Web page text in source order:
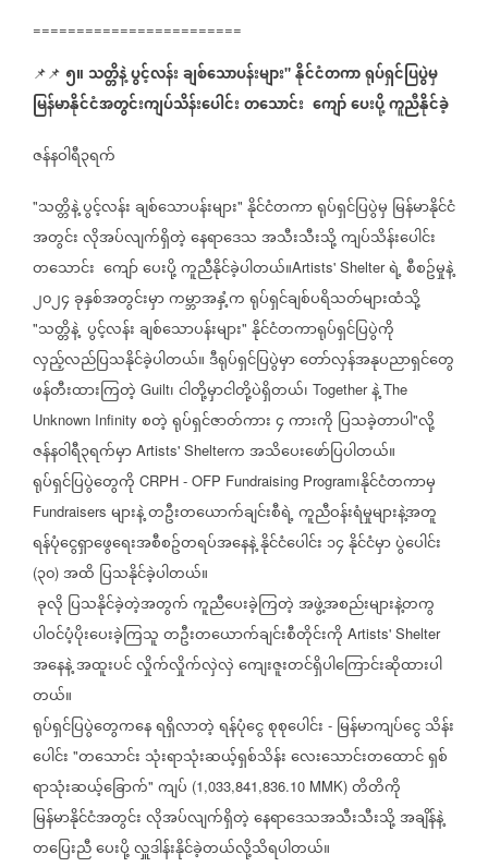
========================
📌📌 ၅။သတ္တိနဲ့ပွင့်လန်းချစ်သောပန်းများ" နိုင်ငံတကာရုပ်ရှင်ပြပွဲမှ
မြန်မာနိုင်ငံအတွင်းကျပ်သိန်းပေါင်းတသောင်း ကျော်ပေးပို့ကူညီနိုင်ခဲ့
ဇန်နဝါရီ၃ရက်
"သတ္တိနဲ့ပွင့်လန်းချစ်သောပန်းများ" နိုင်ငံတကာရုပ်ရှင်ပြပွဲမှ မြန်မာနိုင်ငံ
အတွင်းလိုအပ်လျက်ရှိတဲ့နေရာဒေသအသီးသီးသို့ကျပ်သိန်းပေါင်း
တသောင်း ကျော်ပေးပို့ကူညီနိုင်ခဲ့ပါတယ်။Artists' Shelterရဲ့စီစဥ်မှုနဲ့
၂၀၂၄ခုနှစ်အတွင်းမှာကမ္ဘာအနှံ့ကရုပ်ရှင်ချစ်ပရိသတ်များထံသို့
"သတ္တိနဲ့ ပွင့်လန်းချစ်သောပန်းများ" နိုင်ငံတကာရုပ်ရှင်ပြပွဲကို
လှည့်လည်ပြသနိုင်ခဲ့ပါတယ်။ဒီရုပ်ရှင်ပြပွဲမှာတော်လှန်အနုပညာရှင်တွေ
ဖန်တီးထားကြတဲ့ Guilt၊ငါတို့မှာငါတို့ပဲရှိတယ်၊ Togetherနဲ့ The
Unknown Infinity စတဲ့ရုပ်ရှင်ဇာတ်ကား၄ကားကို ပြသခဲ့တာပါ"လို့
ဇန်နဝါရီ၃ရက်မှာ Artists' Shelterကအသိပေးဖော်ပြပါတယ်။
ရုပ်ရှင်ပြပွဲတွေကို CRPH - OFP Fundraising Program၊နိုင်ငံတကာမှ
Fundraisers များနဲ့တဦးတယောက်ချင်းစီရဲ့ကူညီဝန်းရံမှုများနဲ့အတူ
ရန်ပုံငွေရှာဖွေရေးအစီစဥ်တရပ်အနေနဲ့နိုင်ငံပေါင်း ၁၄နိုင်ငံမှာပွဲပေါင်း
(၃၀) အထိ ပြသနိုင်ခဲ့ပါတယ်။
ခုလို ပြသနိုင်ခဲ့တဲ့အတွက်ကူညီပေးခဲ့ကြတဲ့အဖွဲ့အစည်းများနဲ့တကွ
ပါဝင်ပံ့ပိုးပေးခဲ့ကြသူတဦးတယောက်ချင်းစီတိုင်းကို Artists' Shelter
အနေနဲ့အထူးပင်လှိုက်လှိုက်လှဲလှဲကျေးဇူးတင်ရှိပါကြောင်းဆိုထားပါ
တယ်။
ရုပ်ရှင်ပြပွဲတွေကနေရရှိလာတဲ့ရန်ပုံငွေစုစုပေါင်း - မြန်မာကျပ်ငွေသိန်း
ပေါင်း "တသောင်း သုံးရာသုံးဆယ့်ရှစ်သိန်းလေးသောင်းတထောင်ရှစ်
ရာသုံးဆယ့်ခြောက်" ကျပ် (1,033,841,836.10 MMK) တိတိကို
မြန်မာနိုင်ငံအတွင်းလိုအပ်လျက်ရှိတဲ့နေရာဒေသအသီးသီးသို့အချိန်နဲ့
တပြေးညီပေးပို့လှူဒါန်းနိုင်ခဲ့တယ်လို့သိရပါတယ်။